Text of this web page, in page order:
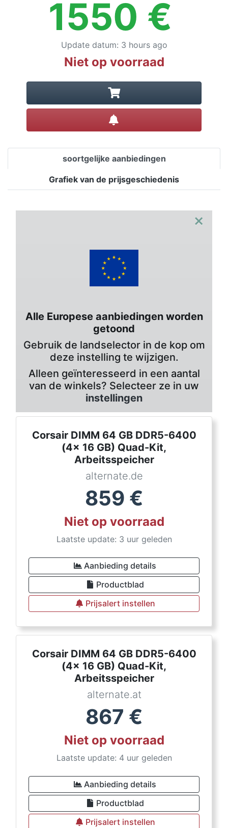
1550 €
Update datum: 3 hours ago
Niet op voorraad
soortgelijke aanbiedingen
Grafiek van de prijsgeschiedenis
×
Alle Europese aanbiedingen worden
getoond
Gebruik de landselector in de kop om
deze instelling te wijzigen.
Alleen geïnteresseerd in een aantal
van de winkels? Selecteer ze in uw
instellingen
Corsair DIMM 64 GB DDR5-6400
(4x 16 GB) Quad-Kit,
Arbeitsspeicher
alternate.de
859 €
Niet op voorraad
Laatste update: 3 uur geleden
Aanbieding details
Productblad
Prijsalert instellen
Corsair DIMM 64 GB DDR5-6400
(4x 16 GB) Quad-Kit,
Arbeitsspeicher
alternate.at
867 €
Niet op voorraad
Laatste update: 4 uur geleden
Aanbieding details
Productblad
Prijsalert instellen